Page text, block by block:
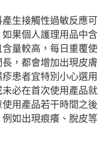
生接觸性過敏反應可
果個人護理用品中含
量較高，每日重覆使
，都會增加出現皮膚
患者宜特別小心選用
必在首次使用產品就
用產品若干時間之後
如出現痕癢、脫皮等